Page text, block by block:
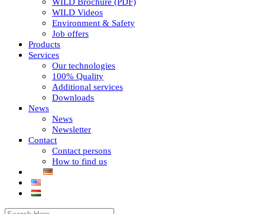
WILD Videos
Environment & Safety
Job offers
Products
Services
Our technologies
100% Quality
Additional services
Downloads
News
News
Newsletter
Contact
Contact persons
How to find us